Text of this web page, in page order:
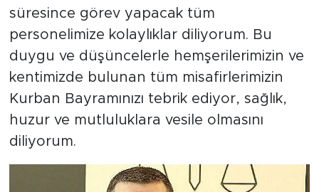
süresince görev yapacak tüm
personelimize kolaylıklar diliyorum. Bu
duygu ve düşüncelerle hemşerilerimizin ve
kentimizde bulunan tüm misafirlerimizin
Kurban Bayramınızı tebrik ediyor, sağlık,
huzur ve mutluluklara vesile olmasını
diliyorum.